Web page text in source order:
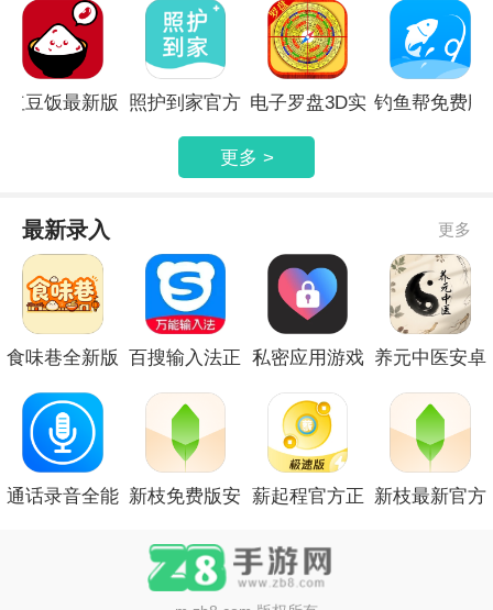
红豆饭最新版 照护到家官方 电子罗盘3D实 钓鱼帮免费版
更多 >
最新录入 更多
食味巷全新版 百搜输入法正 私密应用游戏
版安卓
养元中医安卓
通话录音全能 新枝免费版安 薪起程官方正 新枝最新官方